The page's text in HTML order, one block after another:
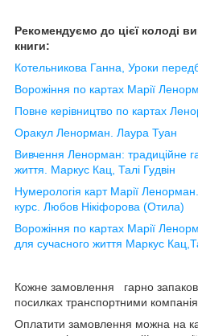
Рекомендуємо до цієї колоді
книги:
Котельникова Ганна, Уроки
Ворожіння по картах Марії
Повне керівництво по картах
Оракул Ленорман. Лаура Туан
Вивчення Ленорман: традиційне
життя. Маркус Кац, Талі Гудвін
Нумерологія карт Марії
курс. Любов Нікіфорова (Отила)
Ворожіння по картах Марії
для сучасного життя Маркус
Кожне замовлення
гарно
посилках транспортними
Оплатити замовлення можна на